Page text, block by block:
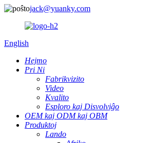
jack@yuanky.com
English
Hejmo
Pri Ni
Fabrikvizito
Video
Kvalito
Esploro kaj Disvolviĝo
OEM kaj ODM kaj OBM
Produktoj
Lando